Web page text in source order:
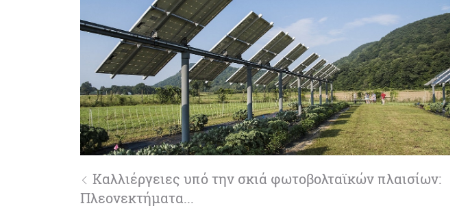
Καλλιέργειες υπό την σκιά φωτοβολταϊκών πλαισίων:
Πλεονεκτήματα...